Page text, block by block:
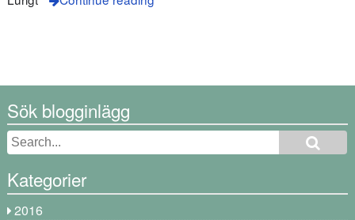
Sök blogginlägg
Kategorier
2016